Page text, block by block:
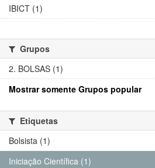
IBICT (1)
Grupos
2. BOLSAS (1)
Mostrar somente Grupos popular
Etiquetas
Bolsista (1)
Iniciação Científica (1)